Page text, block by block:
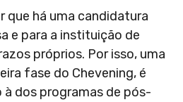
que há uma candidatura
e para a instituição de
próprios. Por isso, uma
fase do Chevening, é
dos programas de pós-